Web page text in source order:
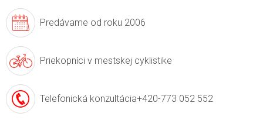
Predávame od roku 2006
Priekopníci v mestskej cyklistike
Telefonická konzultácia+420-773 052 552